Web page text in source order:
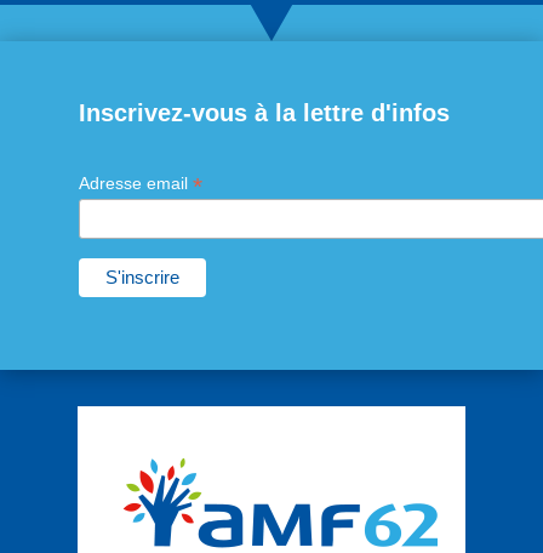
Inscrivez-vous à la lettre d'infos
Adresse email *